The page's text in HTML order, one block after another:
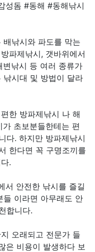
성돔 #동해 #동해낚시
낚시와 파도를 막는
파제낚시, 갯바위에서
낚시 등 여러 종류가
낚시대 및 방법이 달라
한 방파제낚시 나 해
초보분들한테는 편
다. 하지만 방파제낚시
한다면 꼭 구명조끼를
.
서 안전한 낚시를 즐길
들 이라면 아무래도 안
합니다.
오래되고 전문가 들
은 비용이 발생하다 보